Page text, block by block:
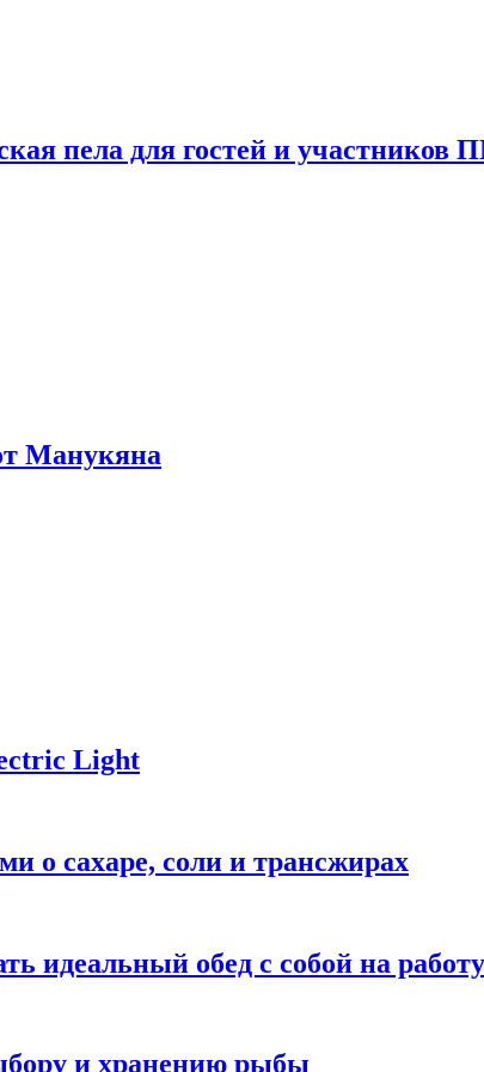
пела для гостей и
Манукяна
Light
о сахаре, соли и трансжирах
идеальный обед с собой на работу
и хранению рыбы